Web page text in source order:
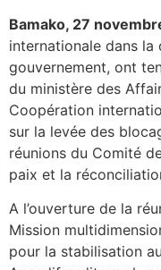
Bamako, 27
internationale dans la
gouvernement, ont
du ministère des
Coopération
sur la levée des
réunions du Comité
paix et la
A l’ouverture de la
Mission
pour la stabilisation